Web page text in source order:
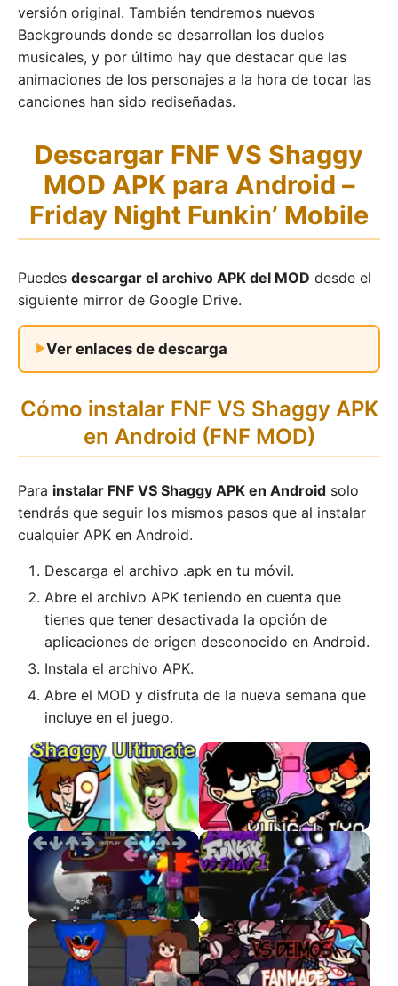
versión original. También tendremos nuevos
Backgrounds donde se desarrollan los duelos
musicales, y por último hay que destacar que las
animaciones de los personajes a la hora de tocar las
canciones han sido rediseñadas.
Descargar FNF VS Shaggy
MOD APK para Android –
Friday Night Funkin’ Mobile
Puedes descargar el archivo APK del MOD desde el
siguiente mirror de Google Drive.
Ver enlaces de descarga
Cómo instalar FNF VS Shaggy APK
en Android (FNF MOD)
Para instalar FNF VS Shaggy APK en Android solo
tendrás que seguir los mismos pasos que al instalar
cualquier APK en Android.
Descarga el archivo .apk en tu móvil.
Abre el archivo APK teniendo en cuenta que
tienes que tener desactivada la opción de
aplicaciones de origen desconocido en Android.
Instala el archivo APK.
Abre el MOD y disfruta de la nueva semana que
incluye en el juego.
VS Shaggy Ultimate
APK
VS Yung Lixo APK
VS Holiday APK VS Bonnie APK